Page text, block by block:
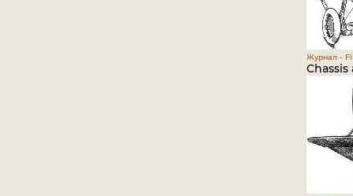
Журнал -